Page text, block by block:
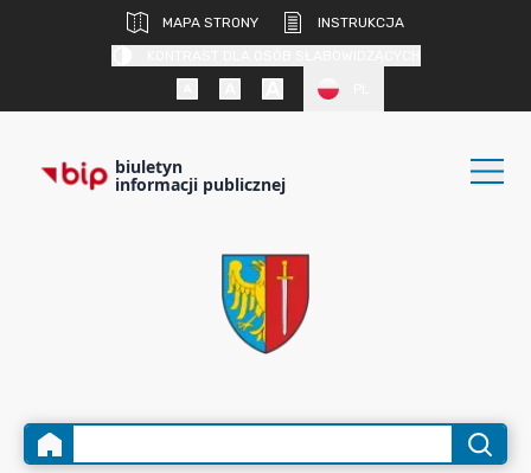
MAPA STRONY
INSTRUKCJA
biuletyn
informacji publicznej